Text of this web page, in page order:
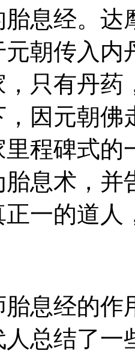
息经。
元朝传入
只有丹药
因元朝
程碑式的
胎息术，
一的道
经的作
总结了一